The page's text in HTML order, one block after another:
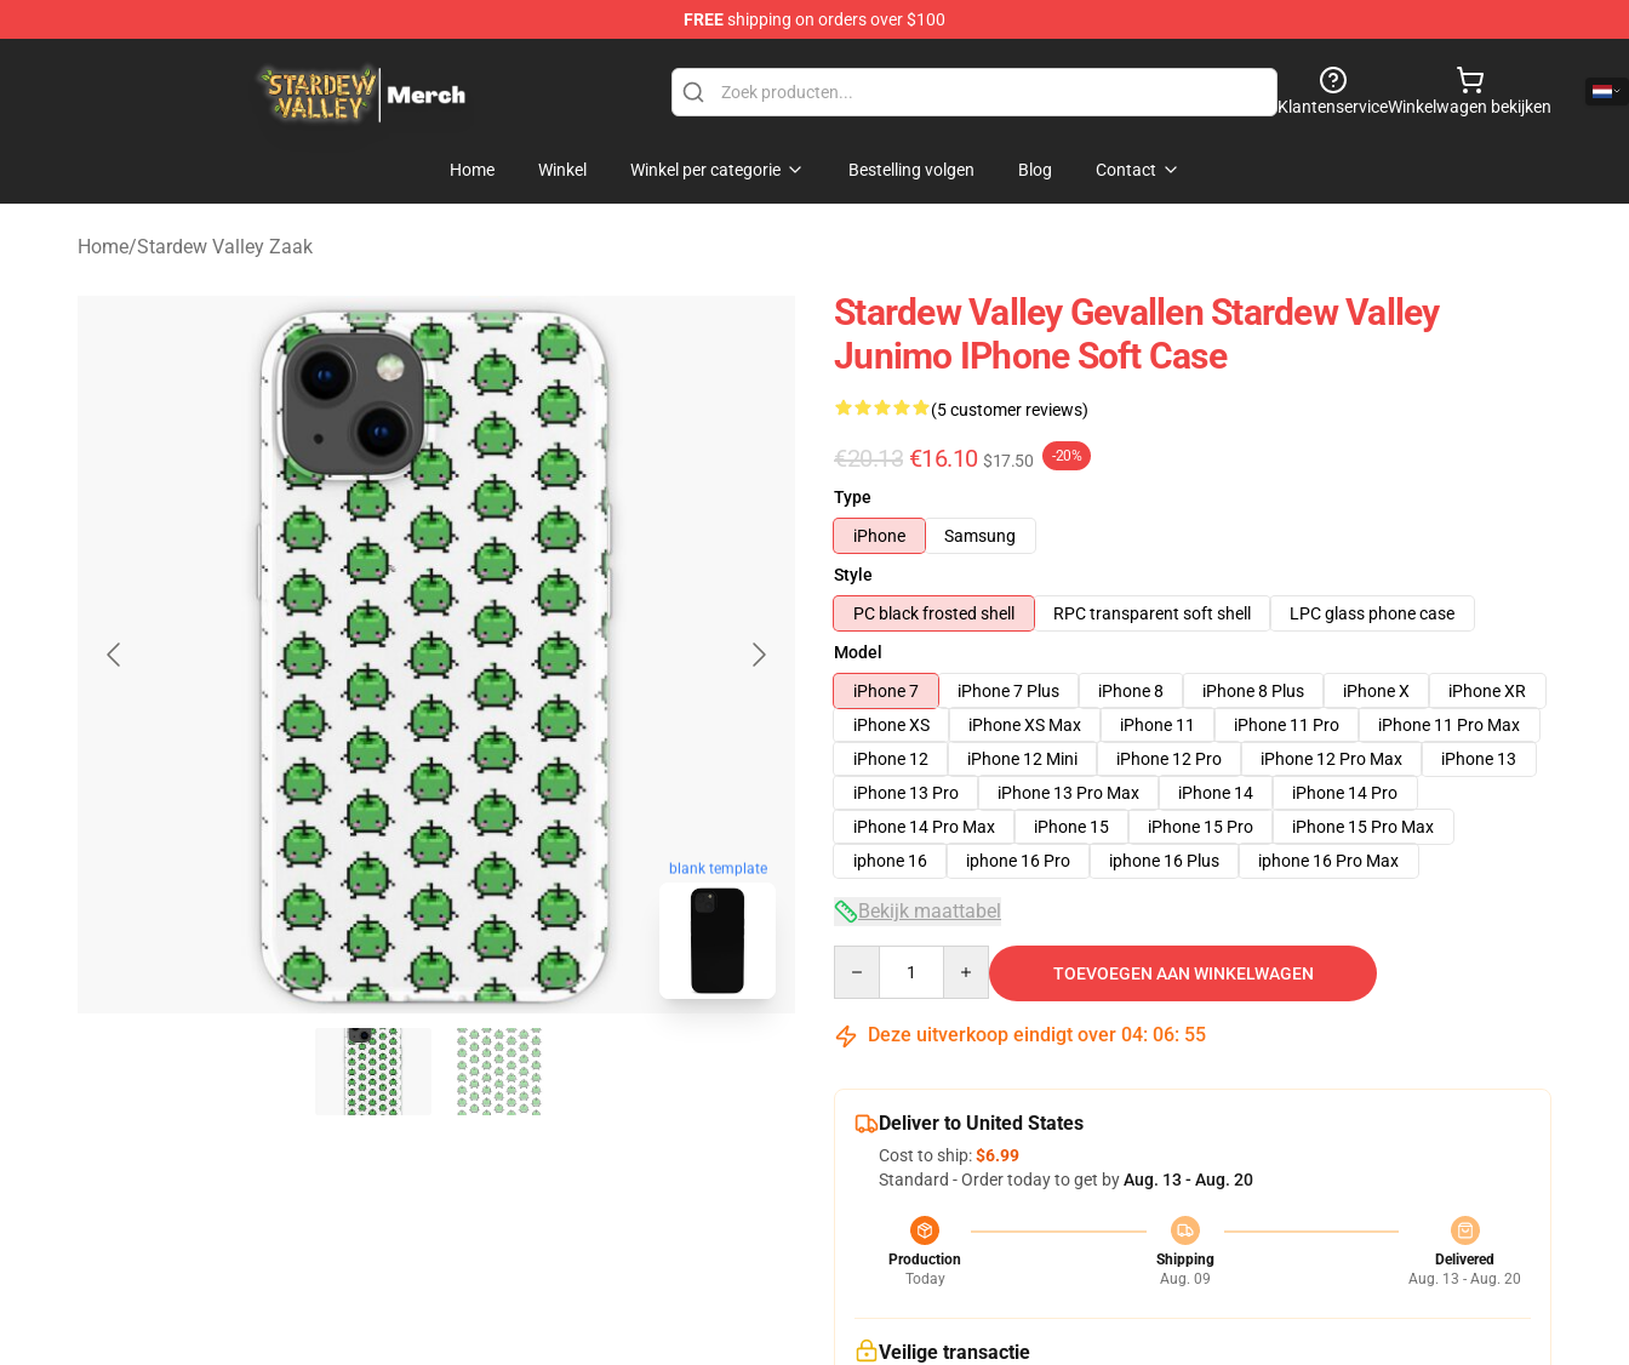
FREEshipping on orders over $100
KlantenserviceWinkelwagen bekijken
Home Winkel Winkel per categorie Bestelling volgen Blog Contact
Home/Stardew Valley Zaak
blank template
Stardew Valley Gevallen Stardew Valley
Junimo IPhone Soft Case
(5 customer reviews)
€20.13 €16.10 $17.50 -20%
Type
iPhone
Samsung
Style
PC black frosted shell
RPC transparent soft shell
LPC glass phone case
Model
iPhone 7
iPhone 7 Plus iPhone 8 iPhone 8 Plus iPhone X
iPhone XR
iPhone XS
iPhone XS Max iPhone 11 iPhone 11 Pro
iPhone 11 Pro Max
iPhone 12
iPhone 12 Mini iPhone 12 Pro iPhone 12 Pro Max
iPhone 13
iPhone 13 Pro
iPhone 13 Pro Max iPhone 14
iPhone 14 Pro
iPhone 14 Pro Max
iPhone 15 iPhone 15 Pro
iPhone 15 Pro Max
iphone 16
iphone 16 Pro iphone 16 Plus iphone 16 Pro Max
Bekijk maattabel
TOEVOEGEN AAN WINKELWAGEN
Deze uitverkoop eindigt over 04: 06: 54
Deliver to United States
Cost to ship:$6.99
Standard - Order today to get byAug. 13 - Aug. 20
Production
Today
Shipping
Aug. 09
Delivered
Aug. 13 - Aug. 20
Veilige transactie